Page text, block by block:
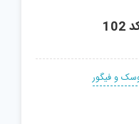
و فیگور